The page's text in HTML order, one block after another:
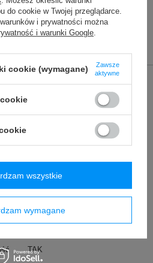
VAUDE
Więcej
Vaude - Luminum
TAK
TAK
do cookie w Twojej przeglądarce.
i prywatności można
i warunki Google.
cookie (wymagane)
Zawsze
aktywne
wymagane
wszystkie